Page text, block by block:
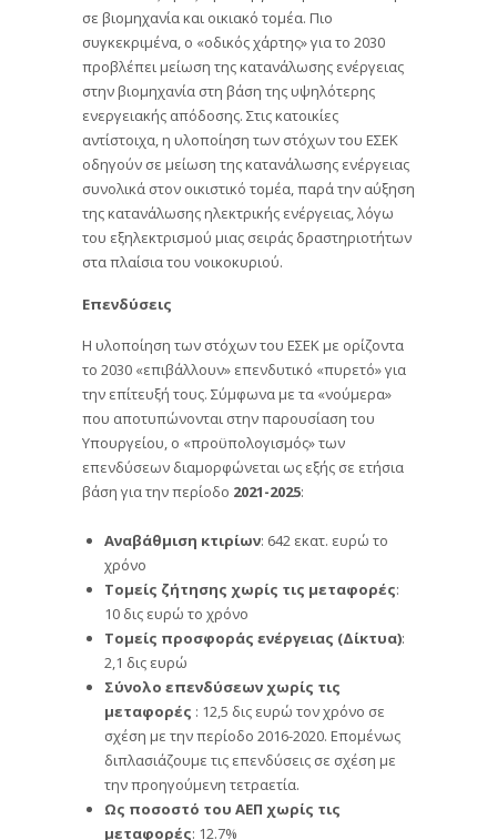
σε βιομηχανία και οικιακό τομέα. Πιο
συγκεκριμένα, ο «οδικός χάρτης» για το 2030
προβλέπει μείωση της κατανάλωσης ενέργειας
στην βιομηχανία στη βάση της υψηλότερης
ενεργειακής απόδοσης. Στις κατοικίες
αντίστοιχα, η υλοποίηση των στόχων του ΕΣΕΚ
οδηγούν σε μείωση της κατανάλωσης ενέργειας
συνολικά στον οικιστικό τομέα, παρά την αύξηση
της κατανάλωσης ηλεκτρικής ενέργειας, λόγω
του εξηλεκτρισμού μιας σειράς δραστηριοτήτων
στα πλαίσια του νοικοκυριού.
Επενδύσεις
Η υλοποίηση των στόχων του ΕΣΕΚ με ορίζοντα
το 2030 «επιβάλλουν» επενδυτικό «πυρετό» για
την επίτευξή τους. Σύμφωνα με τα «νούμερα»
που αποτυπώνονται στην παρουσίαση του
Υπουργείου, ο «προϋπολογισμός» των
επενδύσεων διαμορφώνεται ως εξής σε ετήσια
βάση για την περίοδο 2021-2025:
Αναβάθμιση κτιρίων: 642 εκατ. ευρώ το
χρόνο
Τομείς ζήτησης χωρίς τις μεταφορές:
10 δις ευρώ το χρόνο
Τομείς προσφοράς ενέργειας (Δίκτυα):
2,1 δις ευρώ
Σύνολο επενδύσεων χωρίς τις
μεταφορές : 12,5 δις ευρώ τον χρόνο σε
σχέση με την περίοδο 2016-2020. Επομένως
διπλασιάζουμε τις επενδύσεις σε σχέση με
την προηγούμενη τετραετία.
Ως ποσοστό του ΑΕΠ χωρίς τις
μεταφορές: 12.7%